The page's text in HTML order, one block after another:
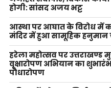
होगी: सांसद अजय भट्ट
आस्था पर आघात के विरोध में
मंदिर में हुआ सामूहिक हनुमान
हरेला महोत्सव पर उत्तराखण्ड
वृक्षारोपण अभियान का
पौधारोपण